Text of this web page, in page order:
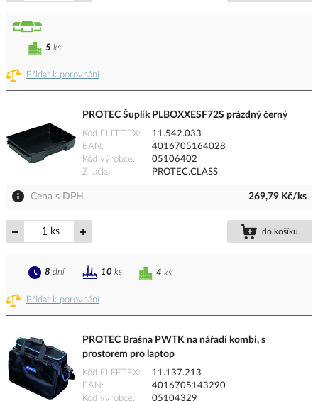
Přidat k porovnání
5 ks
PROTEC Šuplík PLBOXXESF72S prázdný černý
Kód ELFETEX
11.542.033
EAN
4016705164028
Kód výrobce
05106402
Značka
PROTEC.CLASS
Cena s DPH 269,79 Kč/ks
ks do košíku
Přidat k porovnání
4 ks
8 dní 10 ks
PROTEC Brašna PWTK na nářadí kombi, s
prostorem pro laptop
Kód ELFETEX
11.137.213
EAN
4016705143290
Kód výrobce
05104329